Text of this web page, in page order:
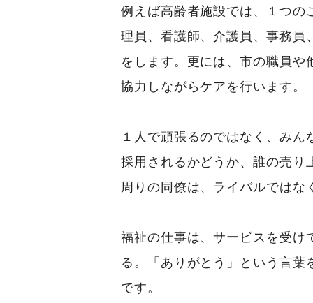
例えば高齢者施設では、１つ
理員、看護師、介護員、事務
をします。更には、市の職員
協力しながらケアを行います。
１人で頑張るのではなく、み
採用されるかどうか、誰の売
周りの同僚は、ライバルではな
福祉の仕事は、サービスを受
る。「ありがとう」という言
です。